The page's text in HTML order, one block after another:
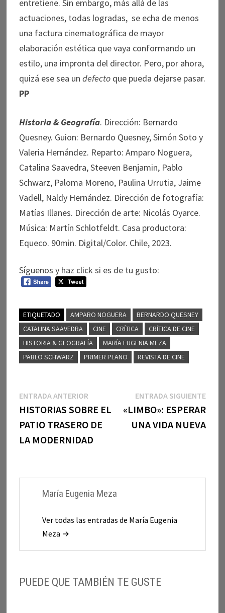
entretiene. Sin embargo, más allá de las
actuaciones, todas logradas, se echa de menos
una factura cinematográfica de mayor
elaboración estética que vaya conformando un
estilo, una impronta del director. Pero, por ahora,
quizá ese sea un defectoque pueda dejarse pasar.
PP
Historia & Geografía. Dirección: Bernardo
Quesney. Guion: Bernardo Quesney, Simón Soto y
Valeria Hernández. Reparto: Amparo Noguera,
Catalina Saavedra, Steeven Benjamin, Pablo
Schwarz, Paloma Moreno, Paulina Urrutia, Jaime
Vadell, Naldy Hernández. Dirección de fotografía:
Matías Illanes. Dirección de arte: Nicolás Oyarce.
Música: Martín Schlotfeldt. Casa productora:
Equeco. 90min. Digital/Color. Chile, 2023.
Síguenos y haz click si es de tu gusto:
ETIQUETADO AMPARO NOGUERA
BERNARDO QUESNEY
CATALINA SAAVEDRA
CINE CRÍTICA
CRÍTICA DE CINE
HISTORIA & GEOGRAFÍA
MARÍA EUGENIA MEZA
PABLO SCHWARZ
PRIMER PLANO REVISTA DE CINE
Navegación
de
entradas
ENTRADA ANTERIOREntrada
anterior:
HISTORIAS SOBRE EL
PATIO TRASERO DE
LA MODERNIDAD
ENTRADA SIGUIENTE
«LIMBO»: ESPERAR
UNA VIDA NUEVA
María Eugenia Meza
Ver todas las entradas de María Eugenia
Meza →
PUEDE QUE TAMBIÉN TE GUSTE